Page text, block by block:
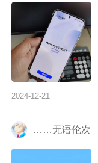
2024-12-21
……无语伦次